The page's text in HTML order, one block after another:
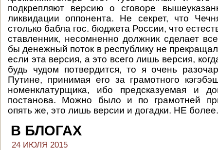
подкрепляют версию о сговоре
ликвидации оппонента. Не секрет, что
столько бабла гос. бюджета России, что
ставленник, несомненно должник сделает
бы денежный поток в республику не
если эта версия, а это всего лишь версия,
будь чудом потвердится, то я очень
Путине, принимая его за грамотного
номенклатурщика, ибо предсказуемая и
постанова. Можно было и по грамотней
опять же, это лишь версии и догадки. НЕ более.
В БЛОГАХ
24 ИЮЛЯ 2015